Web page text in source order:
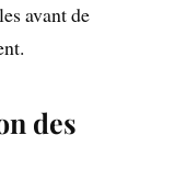
avant de
des